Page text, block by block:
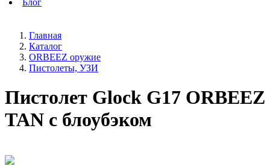
Блог
Главная
Каталог
ORBEEZ оружие
Пистолеты, УЗИ
Пистолет Glock G17 ORBEEZ
TAN с блоубэком